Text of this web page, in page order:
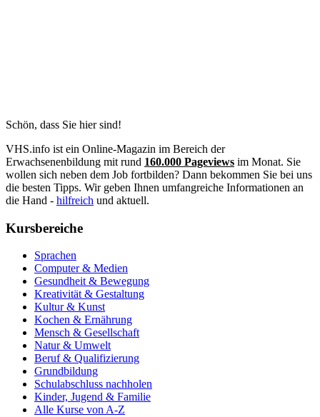
Schön, dass Sie hier sind!
VHS.info ist ein Online-Magazin im Bereich der
Erwachsenenbildung mit rund 160.000 Pageviews im Monat. Sie
wollen sich neben dem Job fortbilden? Dann bekommen Sie bei uns
die besten Tipps. Wir geben Ihnen umfangreiche Informationen an
die Hand - hilfreich und aktuell.
Kursbereiche
Sprachen
Computer & Medien
Gesundheit & Bewegung
Kreativität & Gestaltung
Kultur & Kunst
Kochen & Ernährung
Mensch & Gesellschaft
Natur & Umwelt
Beruf & Qualifizierung
Grundbildung
Schulabschluss nachholen
Kinder, Jugend & Familie
Alle Kurse von A-Z